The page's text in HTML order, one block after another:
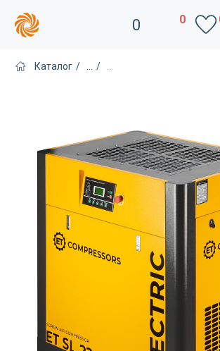
Каталог / /